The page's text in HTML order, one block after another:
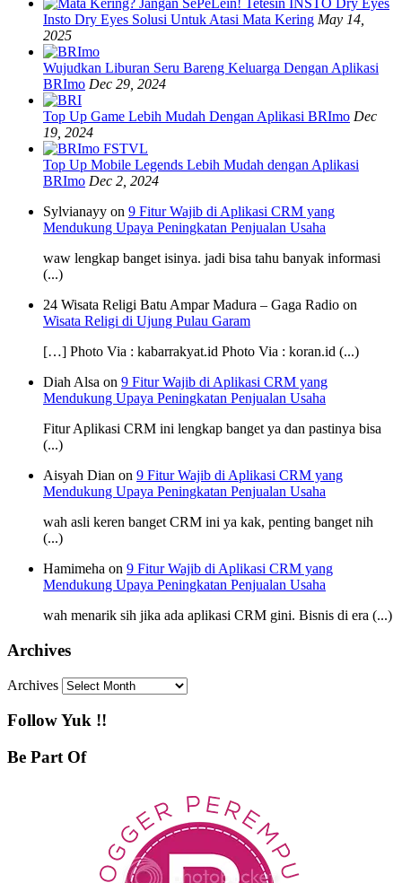
Insto Dry Eyes Solusi Untuk Atasi Mata Kering May 14,
2025
Wujudkan Liburan Seru Bareng Keluarga Dengan Aplikasi
BRImo Dec 29, 2024
Top Up Game Lebih Mudah Dengan Aplikasi BRImo Dec
19, 2024
Top Up Mobile Legends Lebih Mudah dengan Aplikasi
BRImo Dec 2, 2024
Sylvianayy on 9 Fitur Wajib di Aplikasi CRM yang
Mendukung Upaya Peningkatan Penjualan Usaha
waw lengkap banget isinya. jadi bisa tahu banyak informasi
(...)
24 Wisata Religi Batu Ampar Madura – Gaga Radio on
Wisata Religi di Ujung Pulau Garam
[…] Photo Via : kabarrakyat.id Photo Via : koran.id (...)
Diah Alsa on 9 Fitur Wajib di Aplikasi CRM yang
Mendukung Upaya Peningkatan Penjualan Usaha
Fitur Aplikasi CRM ini lengkap banget ya dan pastinya bisa
(...)
Aisyah Dian on 9 Fitur Wajib di Aplikasi CRM yang
Mendukung Upaya Peningkatan Penjualan Usaha
wah asli keren banget CRM ini ya kak, penting banget nih
(...)
Hamimeha on 9 Fitur Wajib di Aplikasi CRM yang
Mendukung Upaya Peningkatan Penjualan Usaha
wah menarik sih jika ada aplikasi CRM gini. Bisnis di era (...)
Archives
Archives
Follow Yuk !!
Be Part Of